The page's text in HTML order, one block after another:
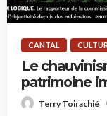
CANTAL
Le
patrimoine
Terry Toirachié